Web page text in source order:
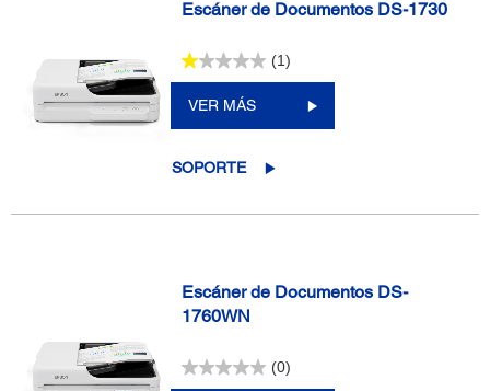
Escáner de Documentos DS-1730
(1)
VER MÁS
SOPORTE
Escáner de Documentos DS-
1760WN
(0)